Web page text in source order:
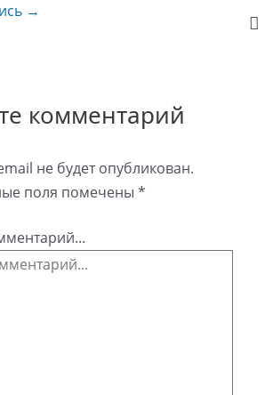
→
комментарий
не будет опубликован.
поля помечены *